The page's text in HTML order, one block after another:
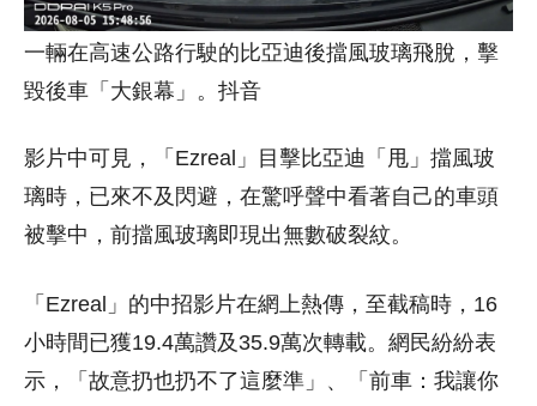
一輛在高速公路行駛的比亞迪後擋風玻璃飛脫，擊
毀後車「大銀幕」。抖音
影片中可見，「Ezreal」目擊比亞迪「甩」擋風玻
璃時，已來不及閃避，在驚呼聲中看著自己的車頭
被擊中，前擋風玻璃即現出無數破裂紋。
「Ezreal」的中招影片在網上熱傳，至截稿時，16
小時間已獲19.4萬讚及35.9萬次轉載。網民紛紛表
示，「故意扔也扔不了這麼準」、「前車：我讓你